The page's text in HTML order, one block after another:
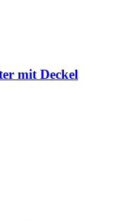
mit Deckel